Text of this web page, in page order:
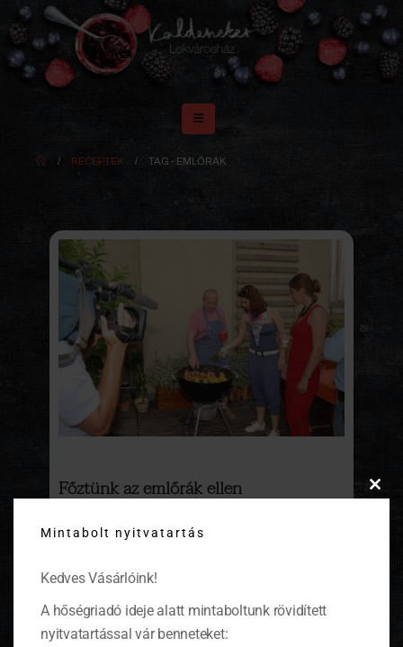
RECEPTEK TAG - EMLŐRÁK
Főztünk az emlőrák ellen
a szakácsok az elmúlt hétvégén. Mi is
kezdeményezéshez. Pénzt gyűjtöttünk
(tovább…)
Mintabolt nyitvatartás
Kedves Vásárlóink!
A hőségriadó ideje alatt mintaboltunk rövidített
nyitvatartással vár benneteket: